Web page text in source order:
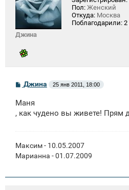
Джина
Пол: Женский
Откуда: Москва
Поблагодарили: 2
С
б
щ
Джина 25 янв 2011, 18:00
Маня
, как чудено вы живете! Прям
Максим - 10.05.2007
Марианна - 01.07.2009